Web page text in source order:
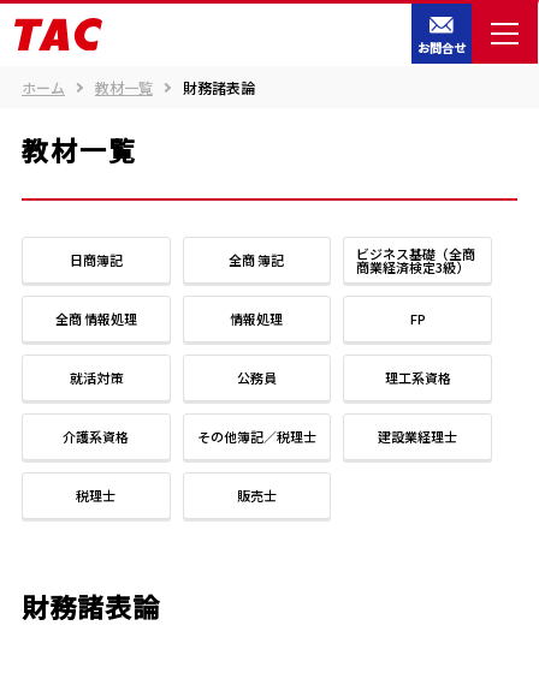
お問合せ
ホーム 教材一覧 財務諸表論
教材一覧
日商簿記 全商 簿記 ビジネス基礎（全商
商業経済検定3級）
全商 情報処理 情報処理 FP
就活対策 公務員 理工系資格
介護系資格 その他簿記／税理士 建設業経理士
税理士 販売士
財務諸表論